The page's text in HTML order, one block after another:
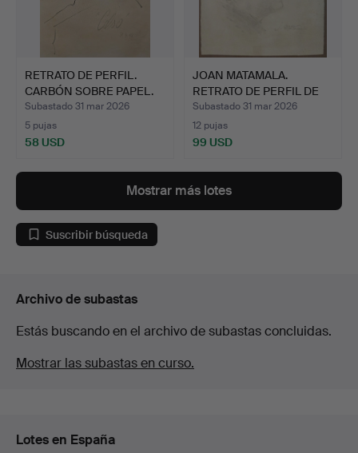
RETRATO DE PERFIL.
CARBÓN SOBRE PAPEL.
FIR…
Subastado 31 mar 2026
5 pujas
58 USD
JOAN MATAMALA.
RETRATO DE PERFIL DE
SEÑORA…
Subastado 31 mar 2026
12 pujas
99 USD
Mostrar más lotes
Suscribir búsqueda
Archivo de subastas
Estás buscando en el archivo de subastas concluidas.
Mostrar las subastas en curso.
Lotes en España